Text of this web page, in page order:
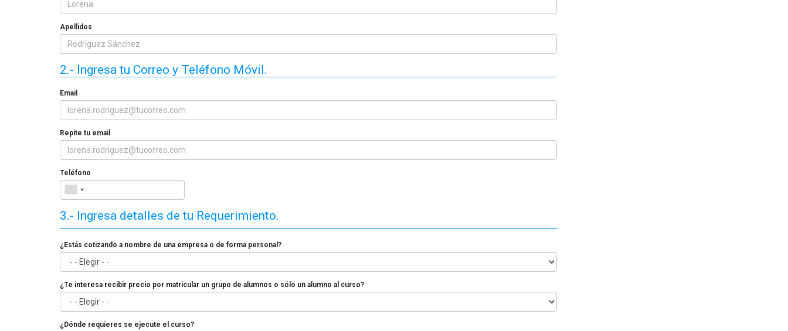
Apellidos
2.- Ingresa tu Correo y Teléfono Móvil.
Email
Repite tu email
Teléfono
3.- Ingresa detalles de tu Requerimiento.
¿Estás cotizando a nombre de una empresa o de forma personal?
¿Te interesa recibir precio por matricular un grupo de alumnos o sólo un alumno al curso?
¿Dónde requieres se ejecute el curso?